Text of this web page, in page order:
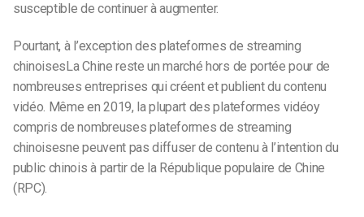
susceptible de continuer à augmenter.
Pourtant, à l’exception desplateformes de streaming
chinoises La Chine reste un marché hors de portée pour de
nombreuses entreprises qui créent et publient du contenu
vidéo. Même en 2019, la plupart desplateformes vidéoy
compris de nombreuses plateformes de streaming
chinoisesne peuvent pas diffuser de contenu à l’intention du
public chinois à partir de la République populaire de Chine
(RPC).